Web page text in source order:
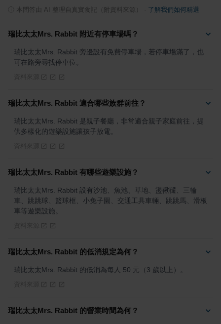
本問答由 AI 整理自真實食記（附資料來源） 了解我們如何精選
瑞比太太Mrs. Rabbit 附近有停車場嗎？
瑞比太太Mrs. Rabbit 旁邊設有免費停車場，若停車場滿了，也
可在路旁尋找停車位。
瑞比太太Mrs. Rabbit 適合哪些族群前往？
瑞比太太Mrs. Rabbit 是親子餐廳，非常適合親子家庭前往，提
供多樣化的遊樂設施讓孩子放電。
瑞比太太Mrs. Rabbit 有哪些遊樂設施？
瑞比太太Mrs. Rabbit 設有沙池、魚池、草地、盪鞦韆、三輪
車、跳跳球、籃球框、小兔子園、交通工具車輛、跳跳馬、滑板
車等遊樂設施。
瑞比太太Mrs. Rabbit 的低消規定為何？
瑞比太太Mrs. Rabbit 的低消為每人 50 元（3 歲以上）。
瑞比太太Mrs. Rabbit 的營業時間為何？